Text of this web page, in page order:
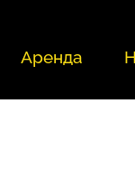
Аренда